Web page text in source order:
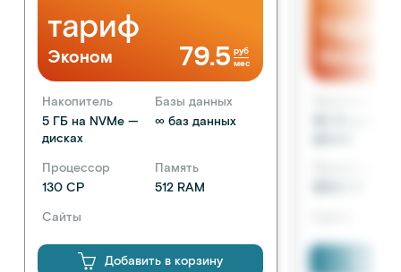
тариф
Эконом 79.5 руб
мес
Накопитель
5 ГБ на NVMe —
дисках
Базы данных
∞ баз данных
Процессор
130 CP
Память
512 RAM
Сайты
Добавить в корзину
Магазин